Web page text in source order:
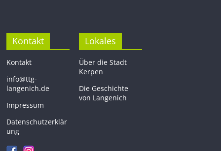
Kontakt
Kontakt
info@ttg-
langenich.de
Impressum
Datenschutzerklär
ung
Lokales
Über die Stadt
Kerpen
Die Geschichte
von Langenich